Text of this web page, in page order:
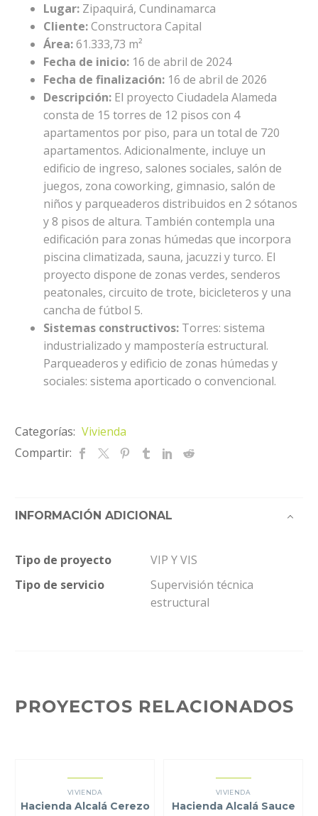
Lugar: Zipaquirá, Cundinamarca
Cliente:Constructora Capital
Área:61.333,73 m²
Fecha de inicio: 16 de abril de 2024
Fecha de finalización: 16 de abril de 2026
Descripción: El proyecto Ciudadela Alameda
consta de 15 torres de 12 pisos con 4
apartamentos por piso, para un total de 720
apartamentos. Adicionalmente, incluye un
edificio de ingreso, salones sociales, salón de
juegos, zona coworking, gimnasio, salón de
niños y parqueaderos distribuidos en 2 sótanos
y 8 pisos de altura. También contempla una
edificación para zonas húmedas que incorpora
piscina climatizada, sauna, jacuzzi y turco. El
proyecto dispone de zonas verdes, senderos
peatonales, circuito de trote, bicicleteros y una
cancha de fútbol 5.
Sistemas constructivos: Torres: sistema
industrializado y mampostería estructural.
Parqueaderos y edificio de zonas húmedas y
sociales: sistema aporticado o convencional.
Categorías: Vivienda
Compartir:
INFORMACIÓN ADICIONAL
Tipo de proyecto
VIP Y VIS
Tipo de servicio
Supervisión técnica
estructural
PROYECTOS RELACIONADOS
VIVIENDA
Hacienda Alcalá Cerezo
VIVIENDA
Hacienda Alcalá Sauce